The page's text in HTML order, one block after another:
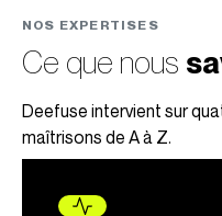
NOS EXPERTISES
Ce que nous
Deefuse intervient sur
maîtrisons de A à Z.